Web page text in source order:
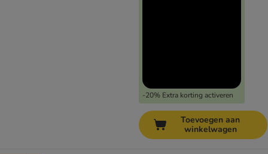
-20% Extra korting activeren
Toevoegen aan
winkelwagen